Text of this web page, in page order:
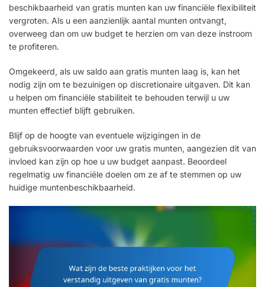
beschikbaarheid van gratis munten kan uw financiële flexibiliteit
vergroten. Als u een aanzienlijk aantal munten ontvangt,
overweeg dan om uw budget te herzien om van deze instroom
te profiteren.
Omgekeerd, als uw saldo aan gratis munten laag is, kan het
nodig zijn om te bezuinigen op discretionaire uitgaven. Dit kan
u helpen om financiële stabiliteit te behouden terwijl u uw
munten effectief blijft gebruiken.
Blijf op de hoogte van eventuele wijzigingen in de
gebruiksvoorwaarden voor uw gratis munten, aangezien dit van
invloed kan zijn op hoe u uw budget aanpast. Beoordeel
regelmatig uw financiële doelen om ze af te stemmen op uw
huidige muntenbeschikbaarheid.